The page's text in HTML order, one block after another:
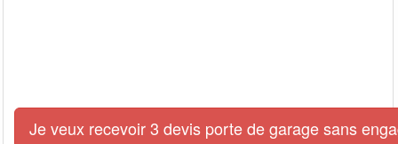
Je veux recevoir 3 devis porte de garage sans